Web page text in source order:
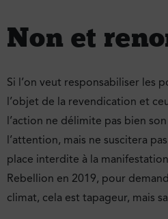
Non et
Si l’on veut responsabiliser les
l’objet de la revendication et
l’action ne délimite pas bien
l’attention, mais ne suscitera
place interdite à la
Rebellion en 2019, pour
climat, cela est tapageur, mais